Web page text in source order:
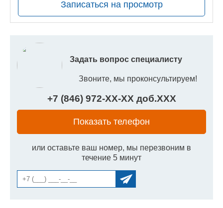
Записаться на просмотр
Задать вопрос специалисту
Звоните, мы проконсультируем!
+7 (846) 972-XX-XX доб.XXX
Показать телефон
или оставьте ваш номер, мы перезвоним в
течение 5 минут